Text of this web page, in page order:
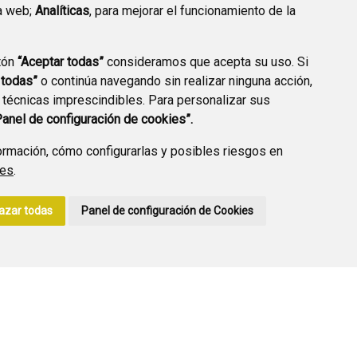
web; Analíticas, para mejorar el funcionamiento de la
“Aceptar todas” consideramos que acepta su uso. Si
o continúa navegando sin realizar ninguna acción,
imprescindibles. Para personalizar sus
de configuración de cookies”.
cómo configurarlas y posibles riesgos en
.
todas Panel de configuración de Cookies
PREGUNTAS
FRECUENTES
PLAN DE ACCIÓN LOCAL
2030